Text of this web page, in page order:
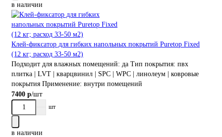
в наличии
Клей-фиксатор для гибких напольных покрытий Puretop Fixed
(12 кг; расход 33-50 м2)
Подходит для влажных помещений: да Тип покрытия: пвх
плитка | LVT | кварцвинил | SPC | WPC | линолеум | ковровые
покрытия Применение: внутри помещений
7400 р/шт
шт
в наличии